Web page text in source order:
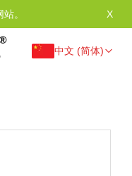
。 X
中文 (简体)